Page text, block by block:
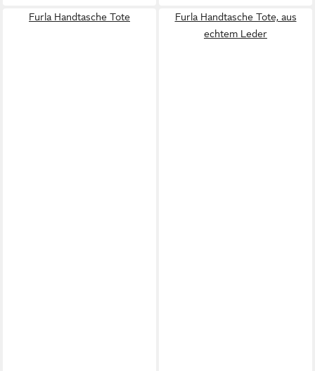
Furla Handtasche Tote
Furla Handtasche Tote, aus
echtem Leder